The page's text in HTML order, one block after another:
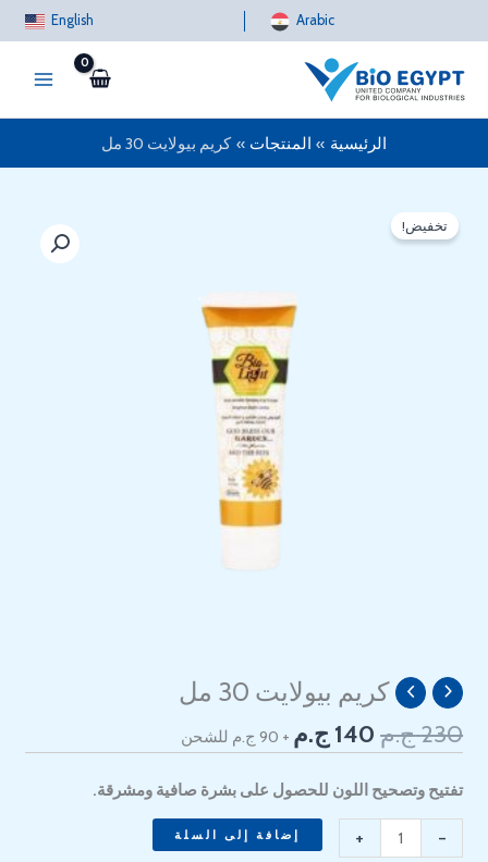
إلى
English Arabic
الرئيسية المنتجات كريم بيولايت 30 مل
تخفيض!
كريم بيولايت 30 مل
230ج.م
السعر
الأصلي
هو:
140 ج.م
السعر
هو:
+ 90 ج.م للشحن
تفتيح وتصحيح اللون للحصول على بشرة صافية ومشرقة.
-
كمية
Cream
+ إضافة إلى السلة